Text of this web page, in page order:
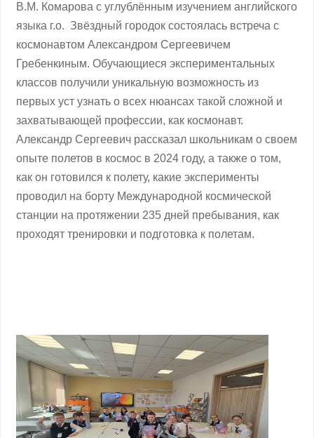
В.М. Комарова с углублённым изучением английского
языка г.о. Звёздный городок состоялась встреча с
космонавтом Александром Сергеевичем
Гребенкиным. Обучающиеся экспериментальных
классов получили уникальную возможность из
первых уст узнать о всех нюансах такой сложной и
захватывающей профессии, как космонавт.
Александр Сергеевич рассказал школьникам о своем
опыте полетов в космос в 2024 году, а также о том,
как он готовился к полету, какие эксперименты
проводил на борту Международной космической
станции на протяжении 235 дней пребывания, как
проходят тренировки и подготовка к полетам.